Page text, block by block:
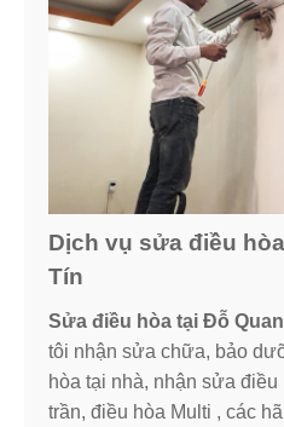
Dịch vụ sửa điều
Tín
Sửa điều hòa tại Đỗ
tôi nhận sửa chữa, bảo
hòa tại nhà, nhận sửa
trần, điều hòa Multi , các